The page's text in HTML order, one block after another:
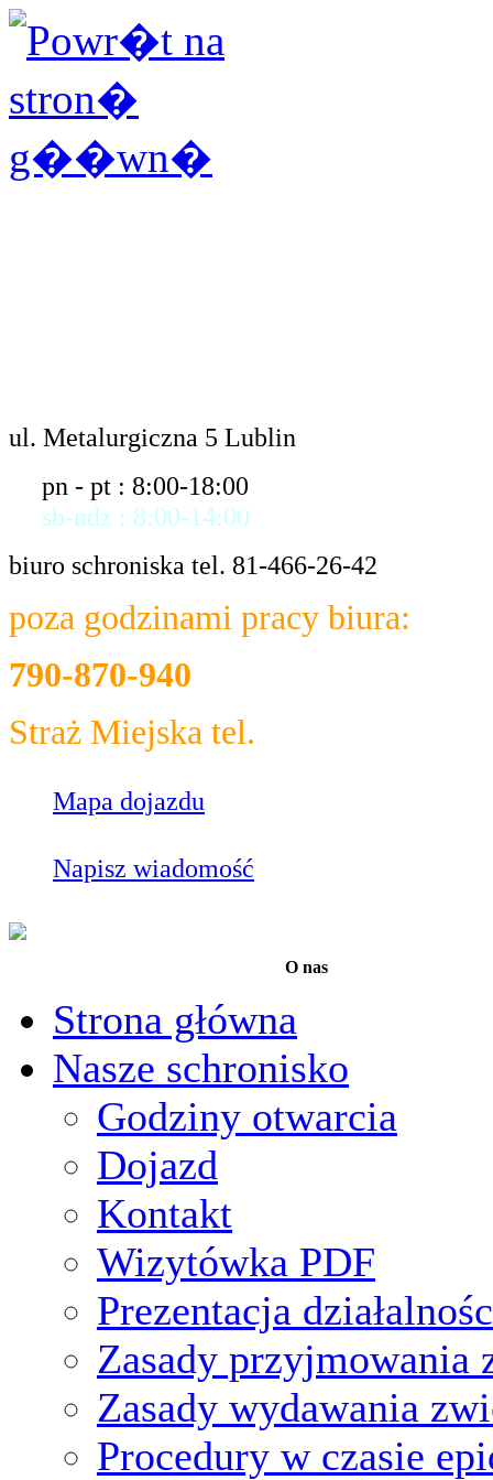
ul. Metalurgiczna 5 Lublin
pn - pt : 8:00-18:00
sb-ndz : 8:00-14:00
biuro schroniska tel. 81-466-26-42
poza godzinami pracy biura:
790-870-940
Straż Miejska tel.
Mapa dojazdu
Napisz wiadomość
O nas
Strona główna
Nasze schronisko
Godziny otwarcia
Dojazd
Kontakt
Wizytówka PDF
Prezentacja
Zasady przyjmowania
Zasady wydawania
Procedury w czasie